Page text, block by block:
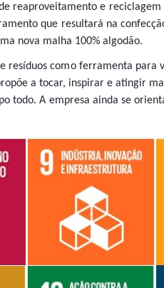
reaproveitamento e
que resultará na
nova malha 100% algodão.
como ferramenta para
a tocar, inspirar e atingir
todo. A empresa ainda se